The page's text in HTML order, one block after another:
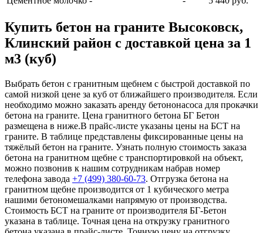
Купить бетон на граните Высоковск,
Клинский район с доставкой цена за 1
м3 (куб)
Выбрать бетон с гранитным щебнем с быстрой доставкой по
самой низкой цене за куб от ближайшего производителя. Если
необходимо можно заказать аренду бетононасоса для прокачки
бетона на граните. Цена гранитного бетона БГ Бетон
размещена в ниже.В прайс-листе указаны цены на БСТ на
граните. В таблице представлены фиксированные цены на
тяжёлый бетон на граните. Узнать полную стоимость заказа
бетона на гранитном щебне с транспортировкой на объект,
можно позвонив к нашим сотрудникам набрав номер
телефона завода +7 (499) 380-60-73. Отгрузка бетона на
гранитном щебне производится от 1 кубического метра
нашими бетономешалками напрямую от производства.
Стоимость БСТ на граните от производителя БГ-Бетон
указана в таблице. Точная цена на открузку гранитного